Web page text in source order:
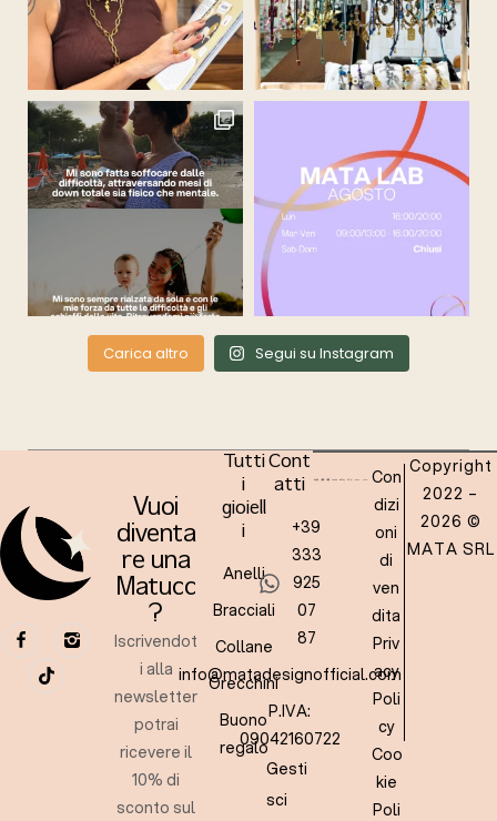
Carica altro Segui su Instagram
Vuoi
diventa
re una
Matucc
?
Iscrivendot
i alla
newsletter
potrai
ricevere il
10% di
sconto sul
Tutti
i
gioiell
i
Anelli
Bracciali
Collane
Orecchini
Buono
regalo
Cont
atti
+39
333
925
07
87
info@matadesignofficial.com
P.IVA:
09042160722
Gesti
sci
Con
dizi
oni
di
ven
dita
Priv
acy
Poli
cy
Coo
kie
Poli
Copyright
2022 –
2026 ©
MATA SRL